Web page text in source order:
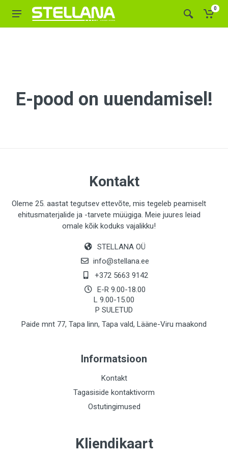
0
E-pood on uuendamisel!
Kontakt
Oleme 25. aastat tegutsev ettevõte, mis tegeleb peamiselt
ehitusmaterjalide ja -tarvete müügiga. Meie juures leiad
omale kõik koduks vajalikku!
STELLANA OÜ
info@stellana.ee
+372 5663 9142
E-R 9.00-18.00
L 9.00-15.00
P SULETUD
Paide mnt 77, Tapa linn, Tapa vald, Lääne-Viru maakond
Informatsioon
Kontakt
Tagasiside kontaktivorm
Ostutingimused
Kliendikaart